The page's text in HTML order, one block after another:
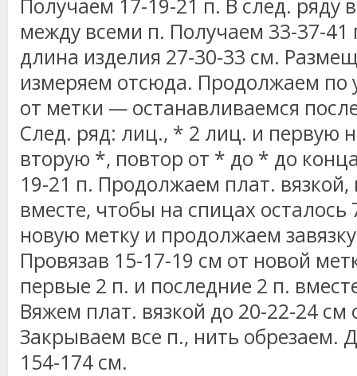
Получаем 17-19-21 п. В след. ряду
между всеми п. Получаем 33-37-
длина изделия 27-30-33 см.
измеряем отсюда. Продолжаем по
от метки — останавливаемся
След. ряд: лиц., * 2 лиц. и первую
вторую *, повтор от * до * до
19-21 п. Продолжаем плат. вязкой,
вместе, чтобы на спицах
новую метку и продолжаем
Провязав 15-17-19 см от новой
первые 2 п. и последние 2 п.
Вяжем плат. вязкой до 20-22-24 см
Закрываем все п., нить обрезаем.
154-174 см.